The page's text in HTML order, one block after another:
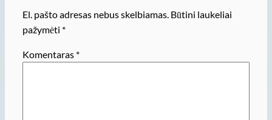
El. pašto adresas nebus skelbiamas. Būtini laukeliai
pažymėti *
Komentaras *